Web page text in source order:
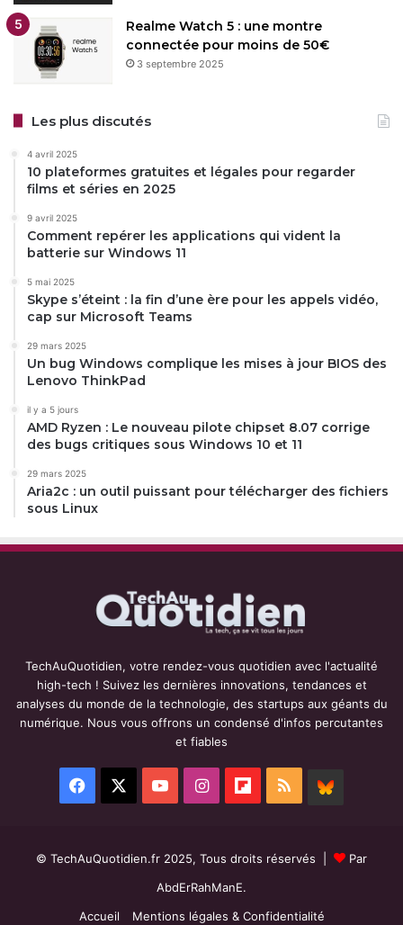
Realme Watch 5 : une montre
connectée pour moins de 50€
3 septembre 2025
Les plus discutés
4 avril 2025
10 plateformes gratuites et légales pour regarder
films et séries en 2025
9 avril 2025
Comment repérer les applications qui vident la
batterie sur Windows 11
5 mai 2025
Skype s’éteint : la fin d’une ère pour les appels vidéo,
cap sur Microsoft Teams
29 mars 2025
Un bug Windows complique les mises à jour BIOS des
Lenovo ThinkPad
il y a 5 jours
AMD Ryzen : Le nouveau pilote chipset 8.07 corrige
des bugs critiques sous Windows 10 et 11
29 mars 2025
Aria2c : un outil puissant pour télécharger des fichiers
sous Linux
TechAuQuotidien, votre rendez-vous quotidien avec l'actualité
high-tech ! Suivez les dernières innovations, tendances et
analyses du monde de la technologie, des startups aux géants du
numérique. Nous vous offrons un condensé d'infos percutantes
et fiables
Facebook YouTubeInstagramFlipboard
RSS
© TechAuQuotidien.fr 2025, Tous droits réservés |
Par
AbdErRahManE.
Accueil
Mentions légales & Confidentialité